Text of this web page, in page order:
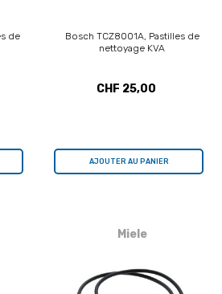
de
Bosch TCZ8001A, Pastilles de
nettoyage KVA
CHF 25,00
AJOUTER AU PANIER
Miele